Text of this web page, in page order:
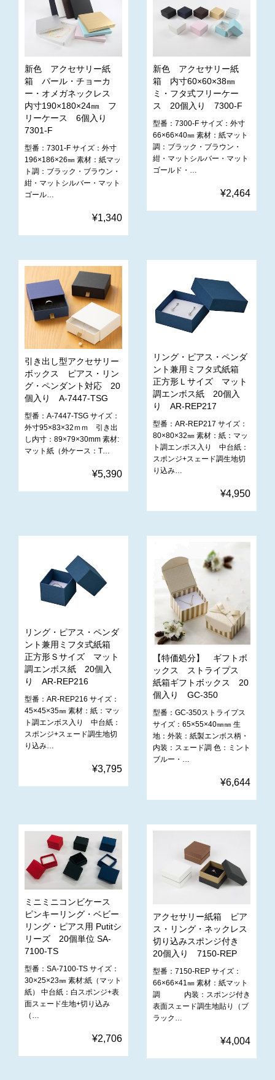
新色 アクセサリー紙
箱 パール・チョーカ
ー・オメガネックレス
内寸190×180×24㎜ フ
リーケース 6個入り
7301-F
型番：7301-F サイズ：外寸
196×186×26㎜ 素材：紙マッ
ト調：ブラック・ブラウン・
紺・マットシルバー・マット
ゴール…
¥1,340
新色 アクセサリー紙
箱 内寸60×60×38㎜
ミ・フタ式フリーケー
ス 20個入り 7300-F
型番：7300-F サイズ：外寸
66×66×40㎜ 素材：紙マット
調：ブラック・ブラウン・
紺・マットシルバー・マット
ゴールド・…
¥2,464
引き出し型アクセサリー
ボックス ピアス・リン
グ・ペンダント対応 20
個入り A-7447-TSG
型番：A-7447-TSG サイズ：
外寸95×83×32ｍｍ 引き出
し内寸：89×79×30mm 素材:
マット紙（外ケース：T…
¥5,390
リング・ピアス・ペンダ
ント兼用ミフタ式紙箱
正方形Ｌサイズ マット
調エンボス紙 20個入
り AR-REP217
型番：AR-REP217 サイズ：
80×80×32㎜ 素材：紙：マッ
ト調エンボス入り 中台紙：
スポンジ+スェード調生地切
り込み…
¥4,950
リング・ピアス・ペンダ
ント兼用ミフタ式紙箱
正方形Ｓサイズ マット
調エンボス紙 20個入
り AR-REP216
型番：AR-REP216 サイズ：
45×45×35㎜ 素材：紙：マッ
ト調エンボス入り 中台紙：
スポンジ+スェード調生地切
り込み…
¥3,795
【特価処分】 ギフトボ
ックス ストライプス
紙箱ギフトボックス 20
個入り GC-350
型番：GC-350ストライプス
サイズ：65×55×40㎜㎜ 生
地：外装：紙製エンボス柄・
内装：スェード調 色：ミント
ブルー・…
¥6,644
ミニミニコンビケース
ピンキーリング・ベビー
リング・ピアス用 Putitシ
リーズ 20個単位 SA-
7100-TS
型番：SA-7100-TS サイズ：
30×25×23㎜ 素材:紙（マット
紙） 中台紙：白スポンジ+表
面スェード生地+切り込み
（…
¥2,706
アクセサリー紙箱 ピア
ス・リング・ネックレス
切り込みスポンジ付き
20個入り 7150-REP
型番：7150-REP サイズ：
66×66×41㎜ 素材：紙マット
調 内装：スポンジ付き
表面スェード調生地貼り（ブ
ラック…
¥4,004